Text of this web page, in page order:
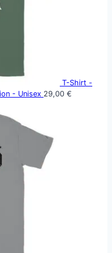
T-Shirt -
- Unisex 29,00 €